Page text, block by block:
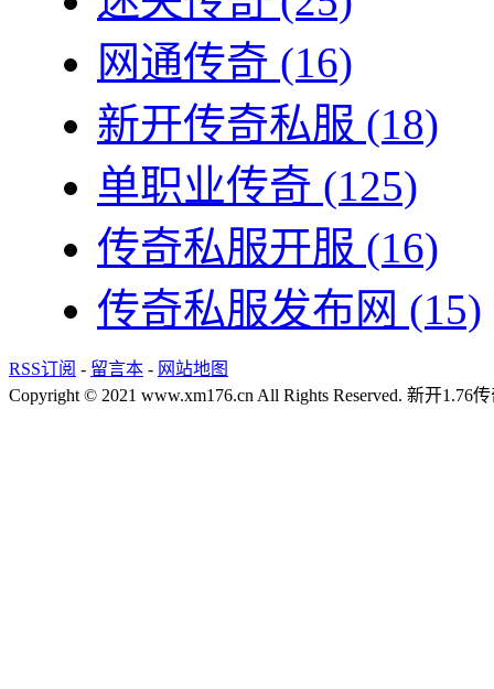
网通传奇 (16)
新开传奇私服 (18)
单职业传奇 (125)
传奇私服开服 (16)
传奇私服发布网 (15)
RSS订阅 - 留言本 - 网站地图
Copyright © 2021 www.xm176.cn All Rights Reserved. 新开1.76